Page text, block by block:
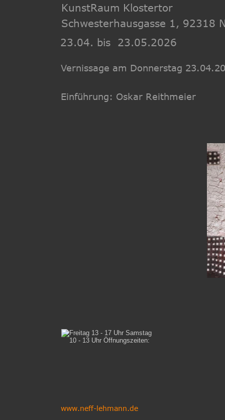
KunstRaum Klostertor
Schwesterhausgasse 1, 92318
23.04. bis  23.05.2026
Vernissage am Donnerstag
Einführung: Oskar Reithmeier
www.neff-lehmann.de